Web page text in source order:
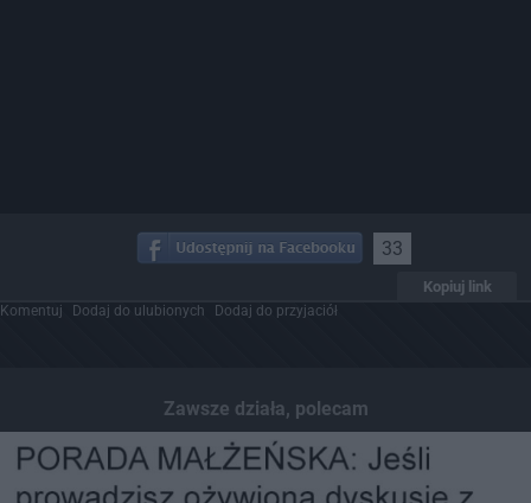
33
Kopiuj link
Komentuj Dodaj do ulubionych Dodaj do przyjaciół
Zawsze działa, polecam